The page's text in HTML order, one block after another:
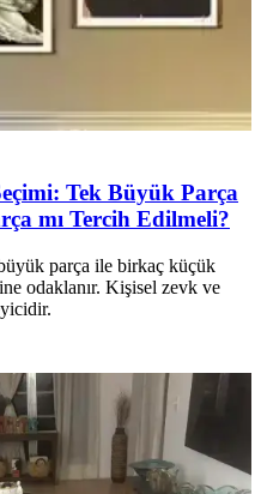
Tek Büyük Parça
mı Tercih Edilmeli?
parça ile birkaç küçük
odaklanır. Kişisel zevk ve